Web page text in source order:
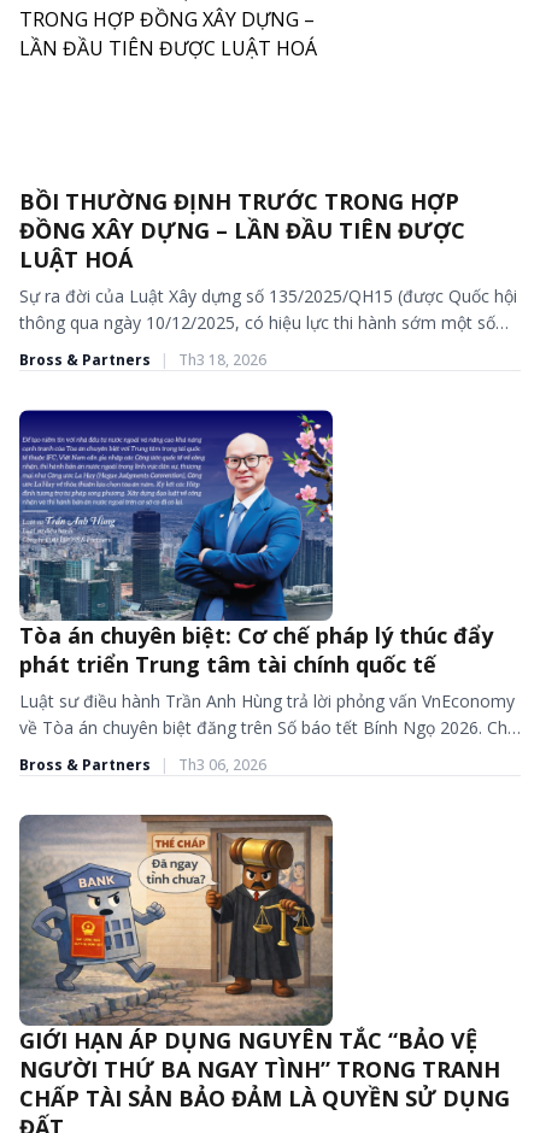
BÀI VIẾT - TIN TỨC
BỒI THƯỜNG ĐỊNH TRƯỚC TRONG HỢP
ĐỒNG XÂY DỰNG – LẦN ĐẦU TIÊN ĐƯỢC
LUẬT HOÁ
Sự ra đời của Luật Xây dựng số 135/2025/QH15 (được Quốc hội
thông qua ngày 10/12/2025, có hiệu lực thi hành sớm một số
điều khoản từ ngày 01/01/2026) là...
Bross & Partners | Th3 18, 2026
CÁC BÀI VIẾT VÀ BÁO CHÍ
Tòa án chuyên biệt: Cơ chế pháp lý thúc đẩy
phát triển Trung tâm tài chính quốc tế
Luật sư điều hành Trần Anh Hùng trả lời phỏng vấn VnEconomy
về Tòa án chuyên biệt đăng trên Số báo tết Bính Ngọ 2026. Chi
Bross & Partners | Th3 06, 2026
CÁC BÀI VIẾT VÀ BÁO CHÍ
GIỚI HẠN ÁP DỤNG NGUYÊN TẮC “BẢO VỆ
NGƯỜI THỨ BA NGAY TÌNH” TRONG TRANH
CHẤP TÀI SẢN BẢO ĐẢM LÀ QUYỀN SỬ DỤNG
ĐẤT